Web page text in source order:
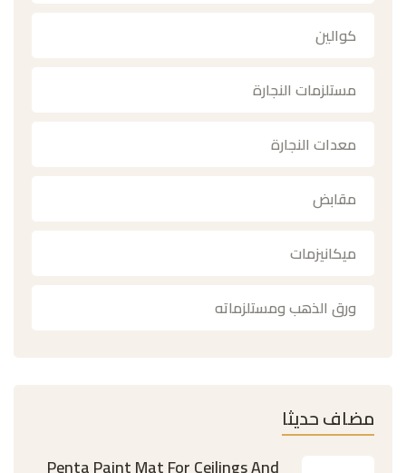
كوالين
مستلزمات النجارة
معدات النجارة
مقابض
ميكانيزمات
ورق الذهب ومستلزماته
مضاف حديثا